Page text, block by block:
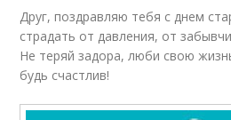
Друг, поздравляю тебя с днем
страдать от давления, от
Не теряй задора, люби свою
будь счастлив!